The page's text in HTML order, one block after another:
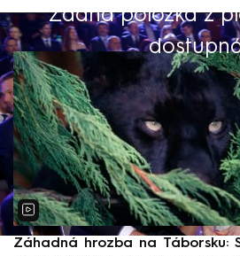
Žádná položka z
Výběr redakce
Záhadná hrozba na Táborsku: